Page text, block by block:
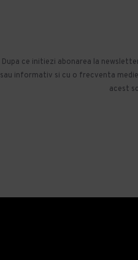
Dupa ce initiezi abonarea la
sau informativ si cu o frecventa
acest